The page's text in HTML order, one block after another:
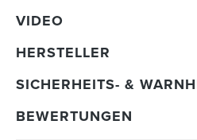
VIDEO
HERSTELLER
SICHERHEITS- &
BEWERTUNGEN